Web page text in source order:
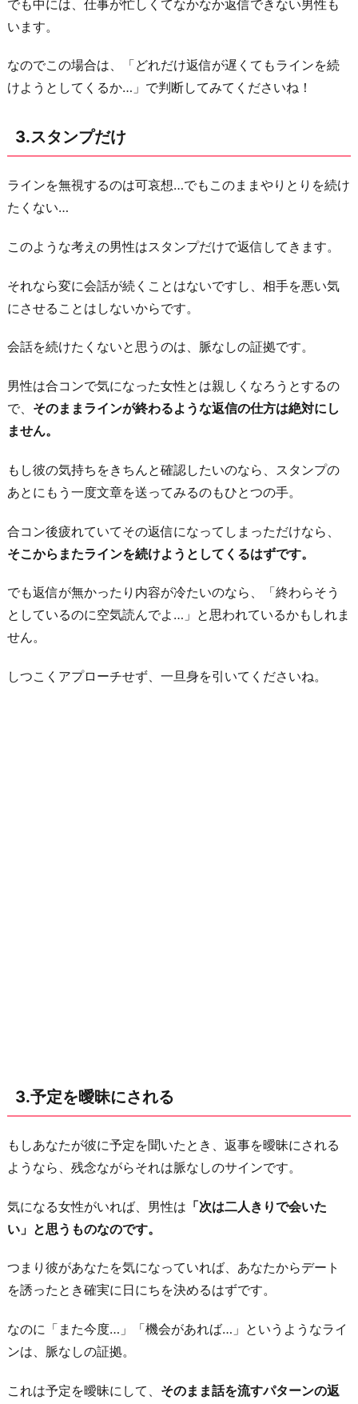
でも中には、仕事が忙しくてなかなか返信できない男性も
います。
なのでこの場合は、「どれだけ返信が遅くてもラインを続
けようとしてくるか…」で判断してみてくださいね！
3.スタンプだけ
ラインを無視するのは可哀想…でもこのままやりとりを続け
たくない…
このような考えの男性はスタンプだけで返信してきます。
それなら変に会話が続くことはないですし、相手を悪い気
にさせることはしないからです。
会話を続けたくないと思うのは、脈なしの証拠です。
男性は合コンで気になった女性とは親しくなろうとするの
で、 そのままラインが終わるような返信の仕方は絶対にし
ません。
もし彼の気持ちをきちんと確認したいのなら、スタンプの
あとにもう一度文章を送ってみるのもひとつの手。
合コン後疲れていてその返信になってしまっただけなら、
そこからまたラインを続けようとしてくるはずです。
でも返信が無かったり内容が冷たいのなら、「終わらそう
としているのに空気読んでよ…」と思われているかもしれま
せん。
しつこくアプローチせず、一旦身を引いてくださいね。
3.予定を曖昧にされる
もしあなたが彼に予定を聞いたとき、返事を曖昧にされる
ようなら、残念ながらそれは脈なしのサインです。
気になる女性がいれば、男性は 「次は二人きりで会いた
い」と思うものなのです。
つまり彼があなたを気になっていれば、あなたからデート
を誘ったとき確実に日にちを決めるはずです。
なのに「また今度…」「機会があれば…」というようなライ
ンは、脈なしの証拠。
これは予定を曖昧にして、 そのまま話を流すパターンの返